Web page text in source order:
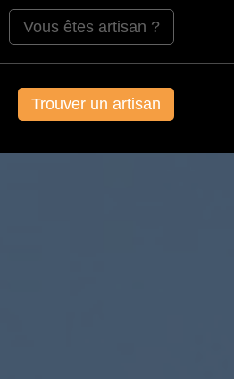
Vous êtes artisan ?
Trouver un artisan